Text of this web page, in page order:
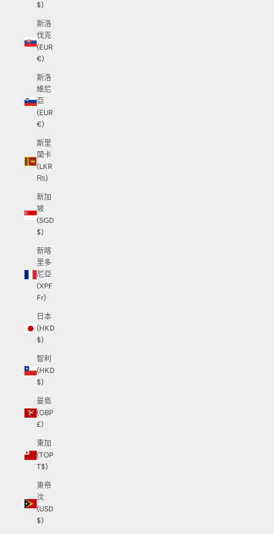
$)
斯洛
伐克
(EUR
€)
斯洛
維尼
亞
(EUR
€)
斯里
蘭卡
(LKR
₨)
新加
坡
(SGD
$)
新喀
里多
尼亞
(XPF
Fr)
日本
(HKD
$)
智利
(HKD
$)
曼島
(GBP
£)
東加
(TOP
T$)
東帝
汶
(USD
$)